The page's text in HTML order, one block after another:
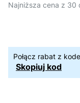
Najniższa cena z 30
Połącz rabat z
Skopiuj kod